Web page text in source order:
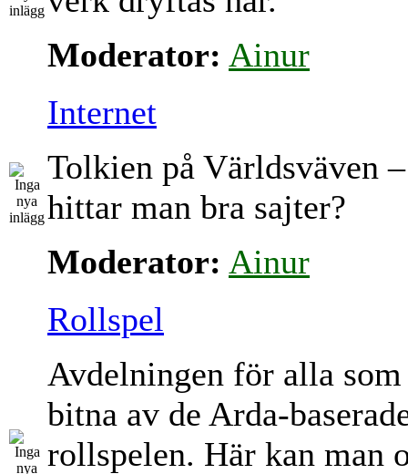
Moderator: Ainur
Internet
Tolkien på Världsväven
hittar man bra sajter?
Moderator: Ainur
Rollspel
Avdelningen för alla
bitna av de Arda-
rollspelen. Här kan man